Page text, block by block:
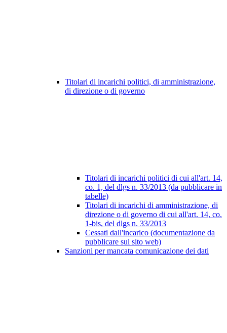
Titolari di incarichi politici, di amministrazione,
di direzione o di governo
Titolari di incarichi politici di cui all'art. 14,
co. 1, del dlgs n. 33/2013 (da pubblicare in
tabelle)
Titolari di incarichi di amministrazione, di
direzione o di governo di cui all'art. 14, co.
1-bis, del dlgs n. 33/2013
Cessati dall'incarico (documentazione da
pubblicare sul sito web)
Sanzioni per mancata comunicazione dei dati